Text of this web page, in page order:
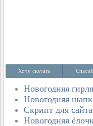
Хочу скачать
Новогодняя
Новогодняя
Скрипт для
Новогодняя